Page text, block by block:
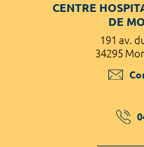
CENTRE
DE
191 av.
34295